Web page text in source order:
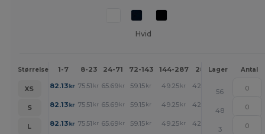
Hvid
Størrelse 1-7 8-23 24-71 72-143 144-287 288 + Mere
Lager Antal
XS 82.13kr 75.51 kr 65.69 kr 59.15 kr 49.25 kr 42.70
56
S
82.13kr 75.51 kr 65.69 kr 59.15 kr 49.25 kr 42.70
48
L
82.13kr 75.51 kr 65.69 kr 59.15 kr 49.25 kr 42.70
3